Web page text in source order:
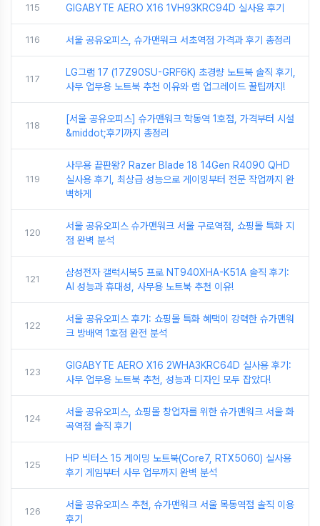
115 GIGABYTE AERO X16 1VH93KRC94D 실사용 후기
116 서울 공유오피스, 슈가맨워크 서초역점 가격과 후기 총정리
117
LG그램 17 (17Z90SU-GRF6K) 초경량 노트북 솔직 후기,
사무 업무용 노트북 추천 이유와 램 업그레이드 꿀팁까지!
118
[서울 공유오피스] 슈가맨워크 학동역 1호점, 가격부터 시설
&middot;후기까지 총정리
119
사무용 끝판왕? Razer Blade 18 14Gen R4090 QHD
실사용 후기, 최상급 성능으로 게이밍부터 전문 작업까지 완
벽하게
120
서울 공유오피스 슈가맨워크 서울 구로역점, 쇼핑몰 특화 지
점 완벽 분석
121
삼성전자 갤럭시북5 프로 NT940XHA-K51A 솔직 후기:
AI 성능과 휴대성, 사무용 노트북 추천 이유!
122
서울 공유오피스 후기: 쇼핑몰 특화 혜택이 강력한 슈가맨워
크 방배역 1호점 완전 분석
123
GIGABYTE AERO X16 2WHA3KRC64D 실사용 후기:
사무 업무용 노트북 추천, 성능과 디자인 모두 잡았다!
124
서울 공유오피스, 쇼핑몰 창업자를 위한 슈가맨워크 서울 화
곡역점 솔직 후기
125
HP 빅터스 15 게이밍 노트북(Core7, RTX5060) 실사용
후기 게임부터 사무 업무까지 완벽 분석
126
서울 공유오피스 추천, 슈가맨워크 서울 목동역점 솔직 이용
후기